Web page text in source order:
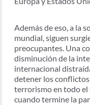
Además de eso, a la
mundial, siguen
preocupantes. Una
disminución de la
internacional
detener los
terrorismo en todo el
cuando termine la